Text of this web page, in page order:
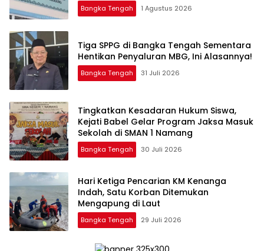
Bangka Tengah 1 Agustus 2026
‎Tiga SPPG di Bangka Tengah Sementara
Bangka Tengah 31 Juli 2026
Tingkatkan Kesadaran Hukum Siswa,
Kejati Babel Gelar Program Jaksa Masuk
Sekolah di SMAN 1 Namang
Bangka Tengah 30 Juli 2026
Hari Ketiga Pencarian KM Kenanga
Indah, Satu Korban Ditemukan
Mengapung di Laut
Bangka Tengah 29 Juli 2026